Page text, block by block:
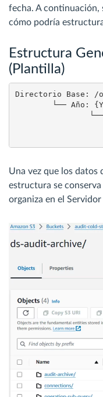
fecha. A continuación,
cómo podría
Estructura
(Plantilla)
Directorio Base: /
Una vez que los datos
estructura se
organiza en el